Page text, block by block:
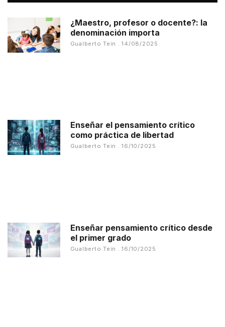
¿Maestro, profesor o docente?: la
denominación importa
Gualberto Tein 14/08/2025
Enseñar el pensamiento crítico
como práctica de libertad
Gualberto Tein 16/10/2025
Enseñar pensamiento crítico desde
el primer grado
Gualberto Tein 16/10/2025